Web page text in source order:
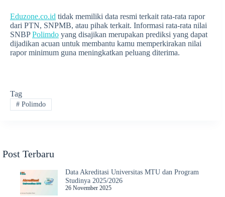
Eduzone.co.id tidak memiliki data resmi terkait rata-rata rapor
dari PTN, SNPMB, atau pihak terkait. Informasi rata-rata nilai
SNBPPolimdo yang disajikan merupakan prediksi yang dapat
dijadikan acuan untuk membantu kamu memperkirakan nilai
rapor minimum guna meningkatkan peluang diterima.
Tag
#Polimdo
Post Terbaru
Data Akreditasi Universitas MTU dan Program
Studinya 2025/2026
26 November 2025